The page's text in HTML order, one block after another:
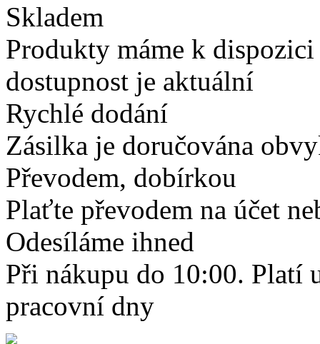
Skladem
Produkty máme k
dostupnost je aktuální
Rychlé dodání
Zásilka je doručována
Převodem, dobírkou
Plaťte převodem na účet
Odesíláme ihned
Při nákupu do 10:00. Platí
pracovní dny